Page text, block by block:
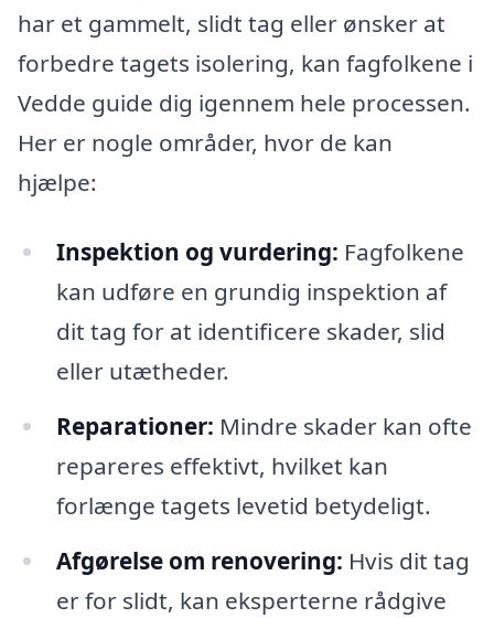
har et gammelt, slidt tag eller ønsker at
forbedre tagets isolering, kan fagfolkene i
Vedde guide dig igennem hele processen.
Her er nogle områder, hvor de kan
hjælpe:
Inspektion og vurdering: Fagfolkene
kan udføre en grundig inspektion af
dit tag for at identificere skader, slid
eller utætheder.
Reparationer: Mindre skader kan ofte
repareres effektivt, hvilket kan
forlænge tagets levetid betydeligt.
Afgørelse om renovering: Hvis dit tag
er for slidt, kan eksperterne rådgive